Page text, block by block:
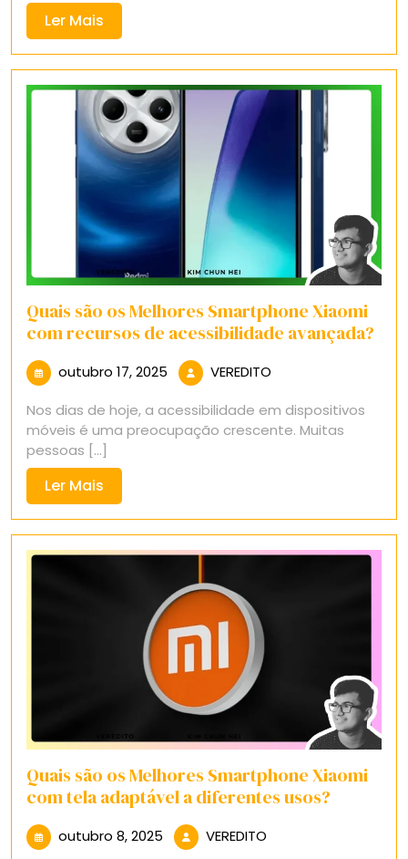
Ler Mais
Mais
Quais são os Melhores Smartphone Xiaomi
com recursos de acessibilidade avançada?
outubro 17, 2025 outubro
2025
VEREDITO
Nos dias de hoje, a acessibilidade em dispositivos
móveis é uma preocupação crescente. Muitas
pessoas [...]
Ler Mais
Mais
Quais são os Melhores Smartphone Xiaomi
com tela adaptável a diferentes usos?
outubro 8, 2025 outubroVEREDITO